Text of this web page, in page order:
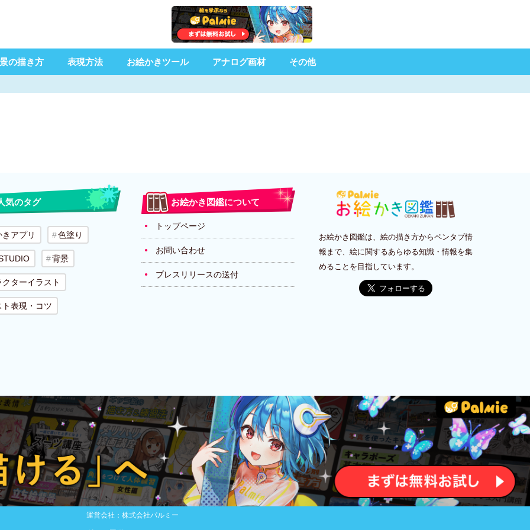
の描き方 表現方法 お絵かきツール アナログ画材 その他
気のタグ
アプリ 色塗り
背景
ターイラスト
ト表現・コツ
お絵かき図鑑について
トップページ
お問い合わせ
プレスリリースの送付
お絵かき図鑑は、絵の描き方からペンタブ情
報まで、絵に関するあらゆる知識・情報を集
めることを目指しています。
運営会社：株式会社パルミー